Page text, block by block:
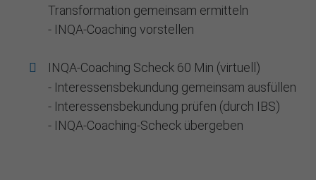
Transformation gemeinsam ermitteln
- INQA-Coaching vorstellen
INQA-Coaching Scheck 60 Min (virtuell)
- Interessensbekundung gemeinsam ausfüllen
- Interessensbekundung prüfen (durch IBS)
- INQA-Coaching-Scheck übergeben